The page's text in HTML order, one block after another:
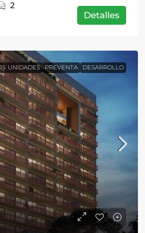
2
Detalles
UNIDADES PREVENTA DESARROLLO